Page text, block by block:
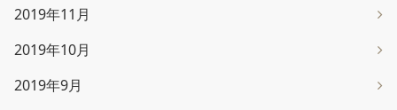
2019年11月
2019年10月
2019年9月